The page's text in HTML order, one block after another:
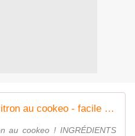
polenta cremeuse avec citron au cookeo - facile à faire
au cookeo ! INGRÉDIENTS